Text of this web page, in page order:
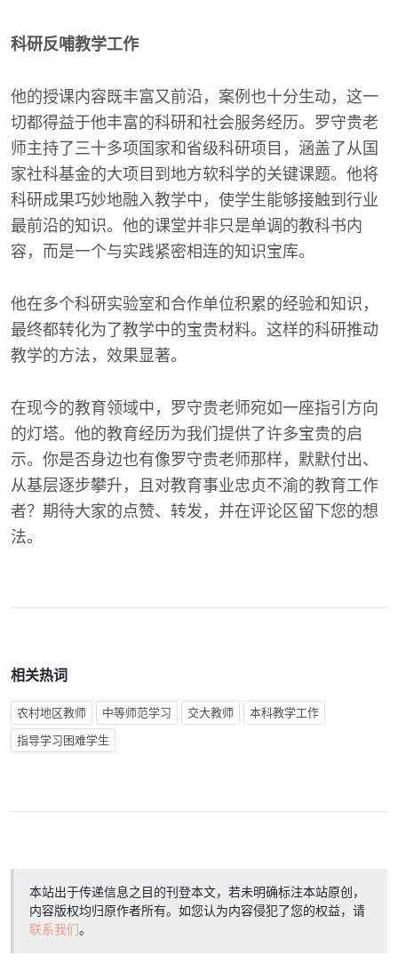
科研反哺教学工作
他的授课内容既丰富又前沿，案例也十分生动，这一
切都得益于他丰富的科研和社会服务经历。罗守贵老
师主持了三十多项国家和省级科研项目，涵盖了从国
家社科基金的大项目到地方软科学的关键课题。他将
科研成果巧妙地融入教学中，使学生能够接触到行业
最前沿的知识。他的课堂并非只是单调的教科书内
容，而是一个与实践紧密相连的知识宝库。
他在多个科研实验室和合作单位积累的经验和知识，
最终都转化为了教学中的宝贵材料。这样的科研推动
教学的方法，效果显著。
在现今的教育领域中，罗守贵老师宛如一座指引方向
的灯塔。他的教育经历为我们提供了许多宝贵的启
示。你是否身边也有像罗守贵老师那样，默默付出、
从基层逐步攀升，且对教育事业忠贞不渝的教育工作
者？期待大家的点赞、转发，并在评论区留下您的想
法。
相关热词
农村地区教师 中等师范学习 交大教师 本科教学工作
指导学习困难学生
本站出于传递信息之目的刊登本文，若未明确标注本站原创，
内容版权均归原作者所有。如您认为内容侵犯了您的权益，请
联系我们。